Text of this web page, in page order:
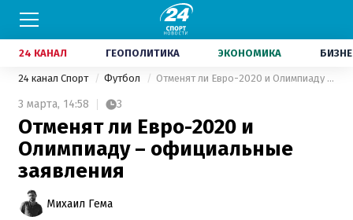
24 КАНАЛ ГЕОПОЛИТИКА ЭКОНОМИКА
24 канал Спорт Футбол Отменят ли Евро-2020 и Олимпиаду – официальные заявления
3 марта, 14:58 3
Отменят ли Евро-2020 и
Олимпиаду – официальные
заявления
Михаил Гема